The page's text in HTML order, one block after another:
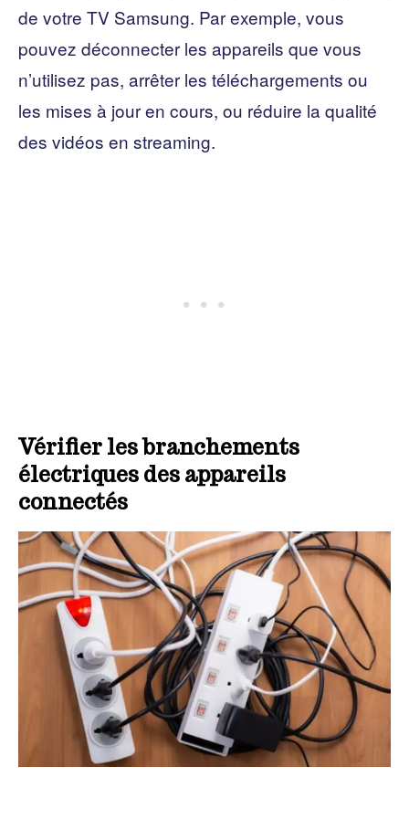
de votre TV Samsung. Par exemple, vous
pouvez déconnecter les appareils que vous
n’utilisez pas, arrêter les téléchargements ou
les mises à jour en cours, ou réduire la qualité
des vidéos en streaming.
Vérifier les branchements
électriques des appareils
connectés